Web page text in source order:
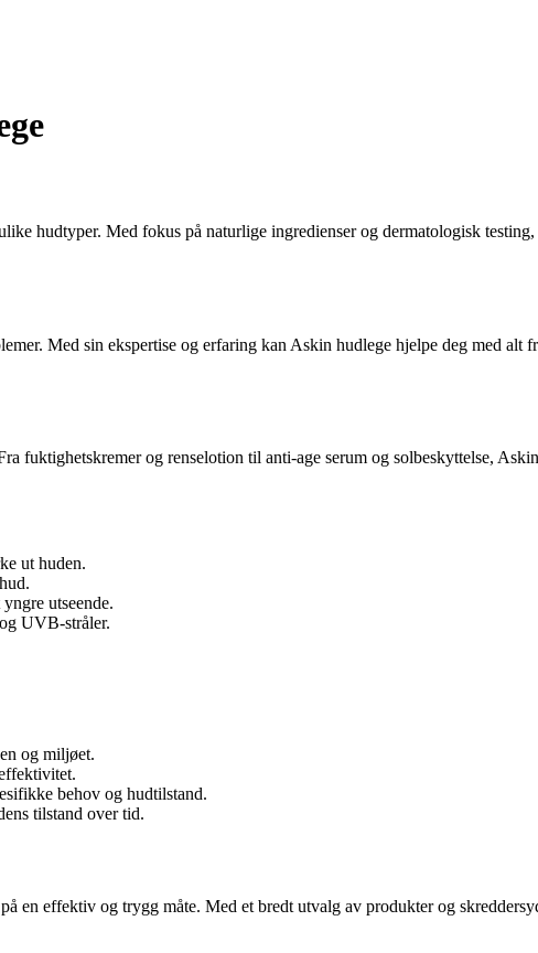
hudtyper. Med fokus på naturlige ingredienser og dermatologisk
Med sin ekspertise og erfaring kan Askin hudlege hjelpe deg med alt
fuktighetskremer og renselotion til anti-age serum og solbeskyttelse,
ut huden.
utseende.
UVB-stråler.
og miljøet.
behov og hudtilstand.
tilstand over tid.
en effektiv og trygg måte. Med et bredt utvalg av produkter og